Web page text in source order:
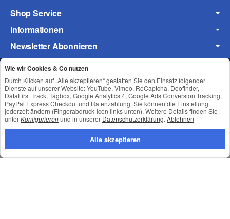
Shop Service
Informationen
Newsletter Abonnieren
Datenschutz•Impressum
Wie wir Cookies & Co nutzen
Durch Klicken auf „Alle akzeptieren“ gestatten Sie den Einsatz folgender
Dienste auf unserer Website: YouTube, Vimeo, ReCaptcha, Doofinder,
DataFirst Track, Tagbox, Google Analytics 4, Google Ads Conversion Tracking,
PayPal Express Checkout und Ratenzahlung. Sie können die Einstellung
jederzeit ändern (Fingerabdruck-Icon links unten). Weitere Details finden Sie
unterKonfigurierenund in unserer Datenschutzerklärung. Ablehnen
Alle akzeptieren